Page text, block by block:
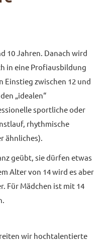
10 Jahren. Danach wird
in eine Profiausbildung
Einstieg zwischen 12 und
„idealen“
sportliche oder
rhythmische
ähnliches).
geübt, sie dürfen etwas
Alter von 14 wird es aber
Für Mädchen ist mit 14
wir hochtalentierte